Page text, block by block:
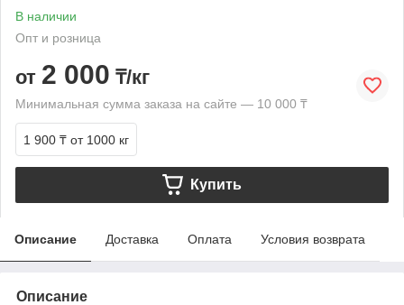
В наличии
Опт и розница
от 2 000 ₸/кг
Минимальная сумма заказа на сайте — 10 000 ₸
1 900 ₸ от 1000 кг
Купить
Описание Доставка Оплата Условия возврата
Описание